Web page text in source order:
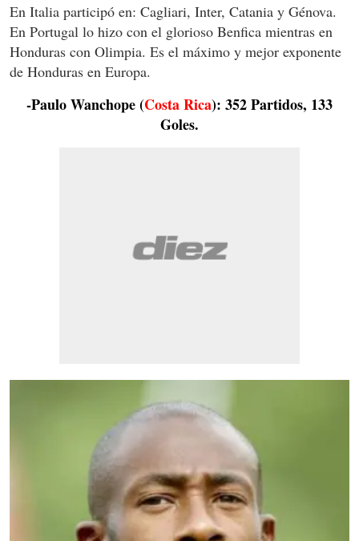
En Italia participó en: Cagliari, Inter, Catania y Génova.
En Portugal lo hizo con el glorioso Benfica mientras en
Honduras con Olimpia. Es el máximo y mejor exponente
de Honduras en Europa.
-Paulo Wanchope (Costa Rica): 352 Partidos, 133
Goles.